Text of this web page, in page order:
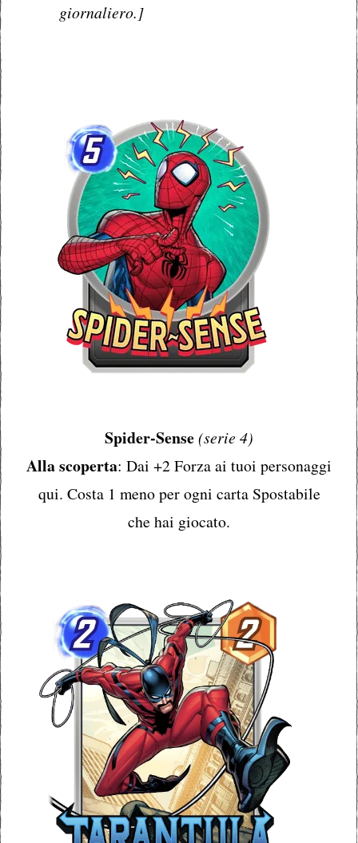
giornaliero.]
Spider-Sense(serie 4)
Alla scoperta: Dai +2 Forza ai tuoi personaggi
qui. Costa 1 meno per ogni carta Spostabile
che hai giocato.